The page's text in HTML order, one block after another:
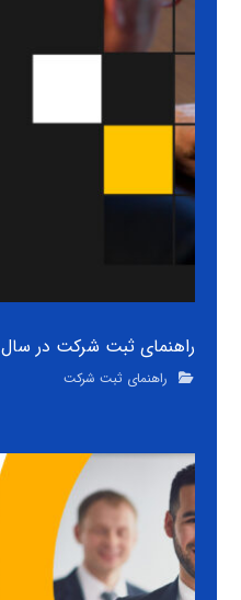
راهنمای ثبت شرکت در سال ۱۴۰۲
راهنمای ثبت شرکت